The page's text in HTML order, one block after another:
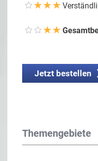
Jetzt bestellen
Themengebiete